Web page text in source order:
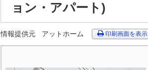
ョン・アパート)
情報提供元 アットホーム 印刷画面を表示